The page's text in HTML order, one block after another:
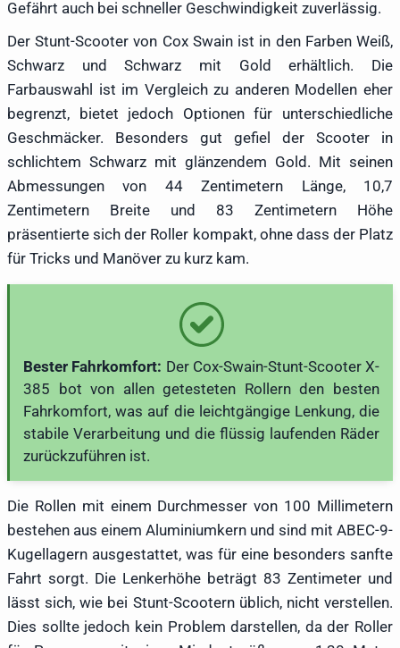
Gefährt auch bei schneller Geschwindigkeit zuverlässig.
Der Stunt-Scooter von Cox Swain ist in den Farben Weiß,
Schwarz und Schwarz mit Gold erhältlich. Die
Farbauswahl ist im Vergleich zu anderen Modellen eher
begrenzt, bietet jedoch Optionen für unterschiedliche
Geschmäcker. Besonders gut gefiel der Scooter in
schlichtem Schwarz mit glänzendem Gold. Mit seinen
Abmessungen von 44 Zentimetern Länge, 10,7
Zentimetern Breite und 83 Zentimetern Höhe
präsentierte sich der Roller kompakt, ohne dass der Platz
für Tricks und Manöver zu kurz kam.
Bester Fahrkomfort: Der Cox-Swain-Stunt-Scooter X-
385 bot von allen getesteten Rollern den besten
Fahrkomfort, was auf die leichtgängige Lenkung, die
stabile Verarbeitung und die flüssig laufenden Räder
zurückzuführen ist.
Die Rollen mit einem Durchmesser von 100 Millimetern
bestehen aus einem Aluminiumkern und sind mit ABEC-9-
Kugellagern ausgestattet, was für eine besonders sanfte
Fahrt sorgt. Die Lenkerhöhe beträgt 83 Zentimeter und
lässt sich, wie bei Stunt-Scootern üblich, nicht verstellen.
Dies sollte jedoch kein Problem darstellen, da der Roller